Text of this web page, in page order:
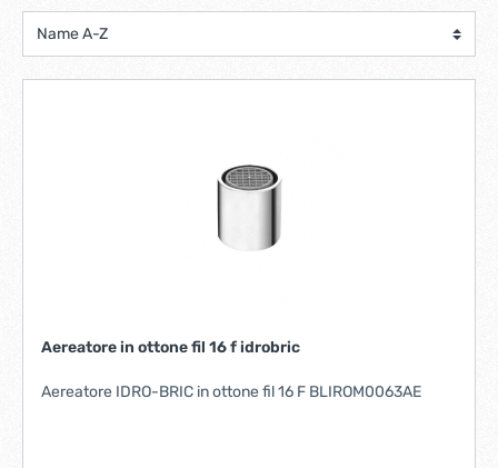
Aereatore in ottone fil 16 f idrobric
Aereatore IDRO-BRIC in ottone fil 16 F BLIROM0063AE